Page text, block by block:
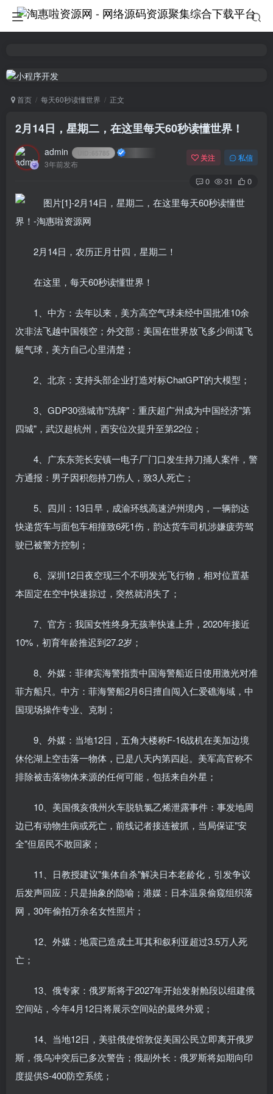
首页 每天60秒读懂世界 正文
2月14日，星期二，在这里每天60秒读懂世界！
admin 65785
3年前发布
关注 私信
0 31 0
2月14日，农历正月廿四，星期二！
在这里，每天60秒读懂世界！
1、中方：去年以来，美方高空气球未经中国批准10余
次非法飞越中国领空；外交部：美国在世界放飞多少间谍飞
艇气球，美方自己心里清楚；
2、北京：支持头部企业打造对标ChatGPT的大模型；
3、GDP30强城市"洗牌"：重庆超广州成为中国经济"第
四城"，武汉超杭州，西安位次提升至第22位；
4、广东东莞长安镇一电子厂门口发生持刀捅人案件，警
方通报：男子因积怨持刀伤人，致3人死亡；
5、四川：13日早，成渝环线高速泸州境内，一辆韵达
快递货车与面包车相撞致6死1伤，韵达货车司机涉嫌疲劳驾
驶已被警方控制；
6、深圳12日夜空现三个不明发光飞行物，相对位置基
本固定在空中快速掠过，突然就消失了；
7、官方：我国女性终身无孩率快速上升，2020年接近
10%，初育年龄推迟到27.2岁；
8、外媒：菲律宾海警指责中国海警船近日使用激光对准
菲方船只。中方：菲海警船2月6日擅自闯入仁爱礁海域，中
国现场操作专业、克制；
9、外媒：当地12日，五角大楼称F-16战机在美加边境
休伦湖上空击落一物体，已是八天内第四起。美军高官称不
排除被击落物体来源的任何可能，包括来自外星；
10、美国俄亥俄州火车脱轨氯乙烯泄露事件：事发地周
边已有动物生病或死亡，前线记者接连被抓，当局保证"安
全"但居民不敢回家；
11、日教授建议"集体自杀"解决日本老龄化，引发争议
后发声回应：只是抽象的隐喻；港媒：日本温泉偷窥组织落
网，30年偷拍万余名女性照片；
12、外媒：地震已造成土耳其和叙利亚超过3.5万人死
亡；
13、俄专家：俄罗斯将于2027年开始发射舱段以组建俄
空间站，今年4月12日将展示空间站的最终外观；
14、当地12日，美驻俄使馆敦促美国公民立即离开俄罗
斯，俄乌冲突后已多次警告；俄副外长：俄罗斯将如期向印
度提供S-400防空系统；